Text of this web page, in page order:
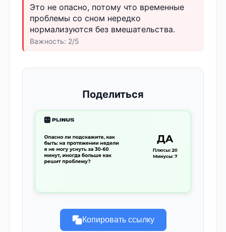
Это не опасно, потому что временные
проблемы со сном нередко
нормализуются без вмешательства.
Важность: 2/5
Поделиться
Копировать ссылку